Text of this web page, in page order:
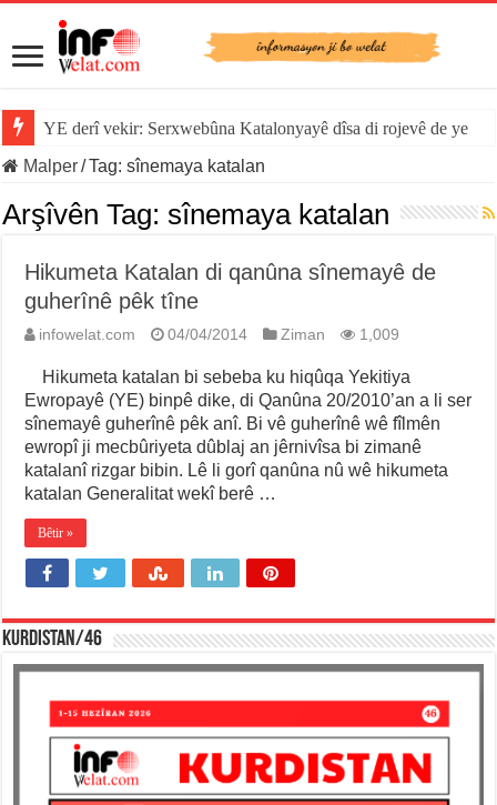
YE derî vekir: Serxwebûna Katalonyayê dîsa di rojevê de ye
Malper/Tag:sînemaya katalan
Arşîvên Tag:sînemaya katalan
Hikumeta Katalan di qanûna sînemayê de
guherînê pêk tîne
infowelat.com 04/04/2014 Ziman 1,009
Hikumeta katalan bi sebeba ku hiqûqa Yekitiya
Ewropayê (YE) binpê dike, di Qanûna 20/2010’an a li ser
sînemayê guherînê pêk anî. Bi vê guherînê wê fîlmên
ewropî ji mecbûriyeta dûblaj an jêrnivîsa bi zimanê
katalanî rizgar bibin. Lê li gorî qanûna nû wê hikumeta
katalan Generalitat wekî berê …
Bêtir »
KURDISTAN/46